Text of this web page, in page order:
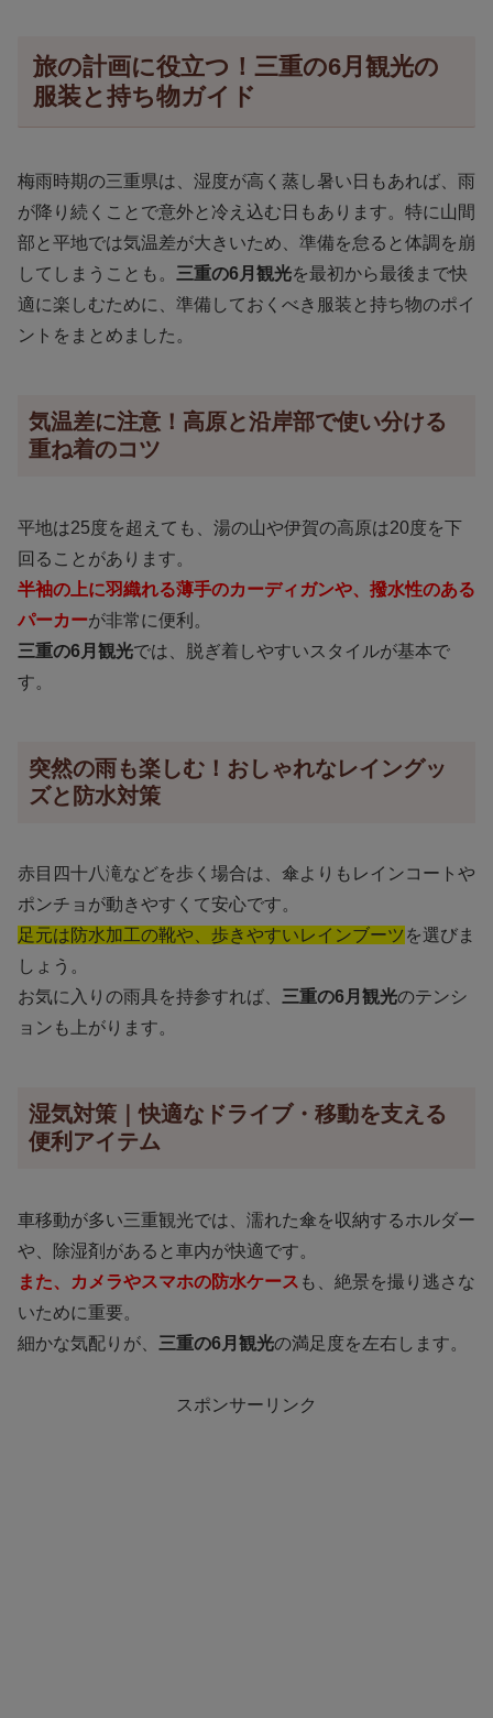
旅の計画に役立つ！三重の6月観光の
服装と持ち物ガイド
梅雨時期の三重県は、湿度が高く蒸し暑い日もあれば、雨
が降り続くことで意外と冷え込む日もあります。特に山間
部と平地では気温差が大きいため、準備を怠ると体調を崩
してしまうことも。 三重の6月観光を最初から最後まで快
適に楽しむために、準備しておくべき服装と持ち物のポイ
ントをまとめました。
気温差に注意！高原と沿岸部で使い分ける
重ね着のコツ
平地は25度を超えても、湯の山や伊賀の高原は20度を下
回ることがあります。
半袖の上に羽織れる薄手のカーディガンや、撥水性のある
パーカーが非常に便利。
三重の6月観光では、脱ぎ着しやすいスタイルが基本で
す。
突然の雨も楽しむ！おしゃれなレイングッ
ズと防水対策
赤目四十八滝などを歩く場合は、傘よりもレインコートや
ポンチョが動きやすくて安心です。
足元は防水加工の靴や、歩きやすいレインブーツ を選びま
しょう。
お気に入りの雨具を持参すれば、 三重の6月観光のテンシ
ョンも上がります。
湿気対策｜快適なドライブ・移動を支える
便利アイテム
車移動が多い三重観光では、濡れた傘を収納するホルダー
や、除湿剤があると車内が快適です。
また、カメラやスマホの防水ケース も、絶景を撮り逃さな
いために重要。
細かな気配りが、 三重の6月観光の満足度を左右します。
スポンサーリンク